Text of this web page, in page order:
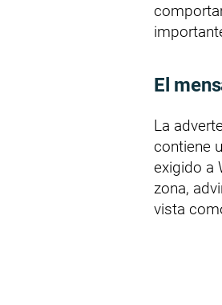
El
La
contiene
exigido a
zona,
vista